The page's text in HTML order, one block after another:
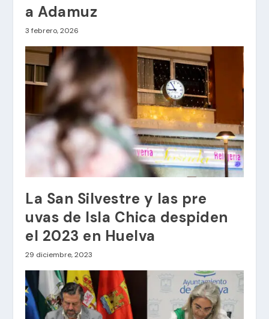
a Adamuz
3 febrero, 2026
La San Silvestre y las pre
uvas de Isla Chica despiden
el 2023 en Huelva
29 diciembre, 2023